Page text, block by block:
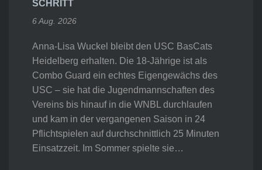
SCHRITT
6 Aug. 2026
Anna-Lisa Wuckel bleibt den USC BasCats
Heidelberg erhalten. Die 18-Jährige ist als
Combo Guard ein echtes Eigengewächs des
USC – sie hat die Jugendmannschaften des
Vereins bis hinauf in die WNBL durchlaufen
und kam in der vergangenen Saison in 24
Pflichtspielen auf durchschnittlich 25 Minuten
Einsatzzeit. Im Sommer spielte sie…